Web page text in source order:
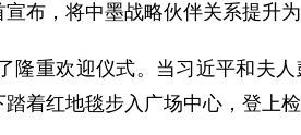
布，将中墨战略伙伴关系提升为
重欢迎仪式。当习近平和夫人
着红地毯步入广场中心，登上